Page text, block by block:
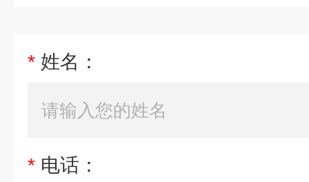
* 姓名：
* 电话：